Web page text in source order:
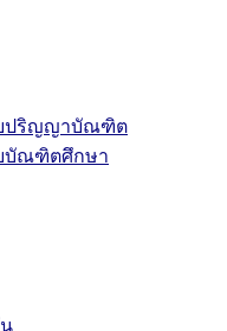
บปริญญาบัณฑิต
บัณฑิตศึกษา